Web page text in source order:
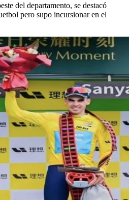
del departamento, se destacó
pero supo incursionar en el